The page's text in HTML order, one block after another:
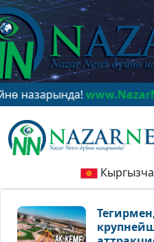
www.NazarNews.kg
Кыргызча